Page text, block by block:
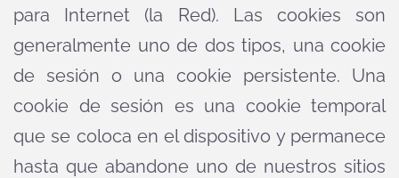
para Internet (la Red). Las cookies son
generalmente uno de dos tipos, una cookie
de sesión o una cookie persistente. Una
cookie de sesión es una cookie temporal
que se coloca en el dispositivo y permanece
hasta que abandone uno de nuestros sitios